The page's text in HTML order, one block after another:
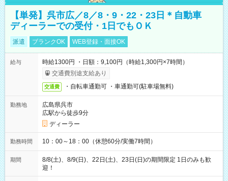
【単発】呉市広／8／8・9・22・23日＊自動車
ディーラーでの受付・1日でもＯＫ
派遣 ブランクOK WEB登録・面接OK
給与
時給1300円 ・日額：9,100円（時給1,300円×7時間）
交通費別途支給あり
交通費 ・自転車通勤可 ・車通勤可(駐車場無料)
勤務地
広島県呉市
広駅から徒歩9分
ディーラー
勤務時間 10：00～18：00（休憩60分/実働7時間）
期間
8/8(土)、8/9(日)、22日(土)、23日(日)の期間限定 1日のみも歓
迎！